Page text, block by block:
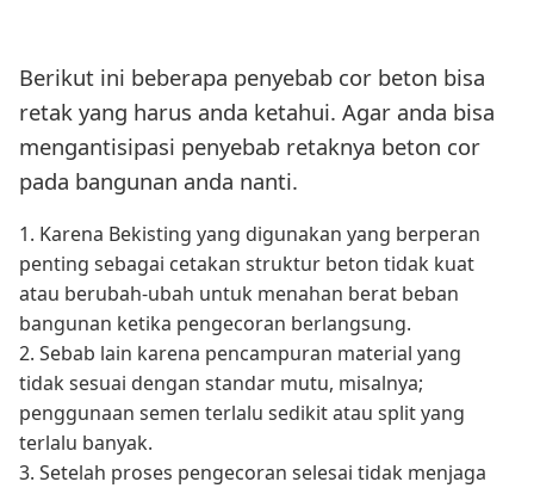
Berikut ini beberapa penyebab cor beton bisa
retak yang harus anda ketahui. Agar anda bisa
mengantisipasi penyebab retaknya beton cor
pada bangunan anda nanti.
1. Karena Bekisting yang digunakan yang berperan
penting sebagai cetakan struktur beton tidak kuat
atau berubah-ubah untuk menahan berat beban
bangunan ketika pengecoran berlangsung.
2. Sebab lain karena pencampuran material yang
tidak sesuai dengan standar mutu, misalnya;
penggunaan semen terlalu sedikit atau split yang
terlalu banyak.
3. Setelah proses pengecoran selesai tidak menjaga